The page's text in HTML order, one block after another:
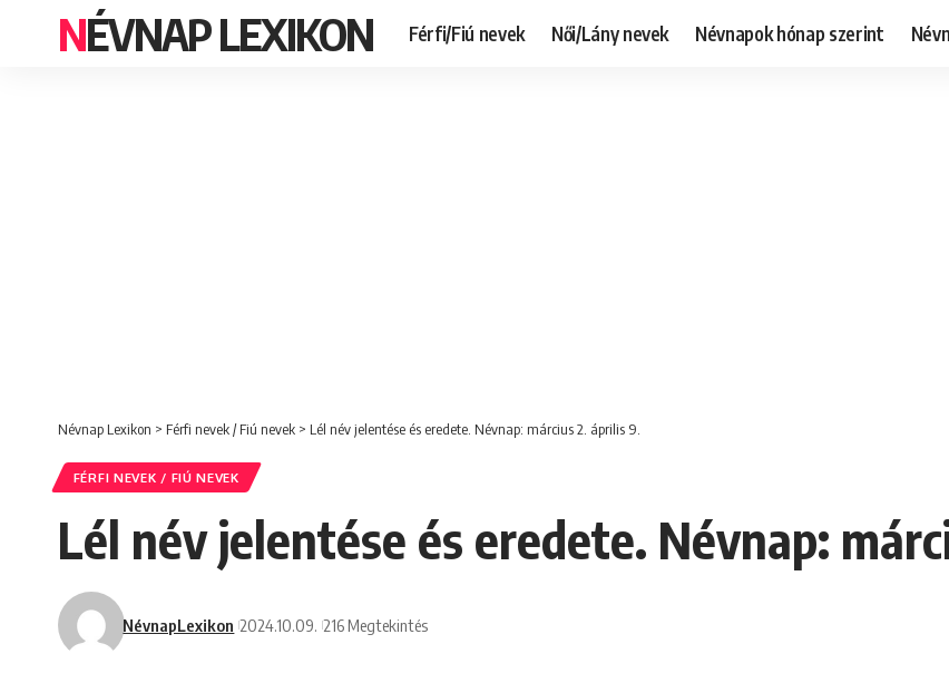
NÉVNAP LEXIKON Férfi/Fiú nevek Női/Lány nevek Névnapok hónap szerint
Névnap Lexikon > Férfi nevek / Fiú nevek > Lél név jelentése és eredete. Névnap: március 2. április 9.
FÉRFI NEVEK / FIÚ NEVEK
Lél név jelentése és eredete. Névnap:
NévnapLexikon 2024.10.09. 216 Megtekintés